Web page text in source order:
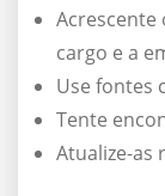
Acrescente
cargo e a
Use fontes
Tente
Atualize-as